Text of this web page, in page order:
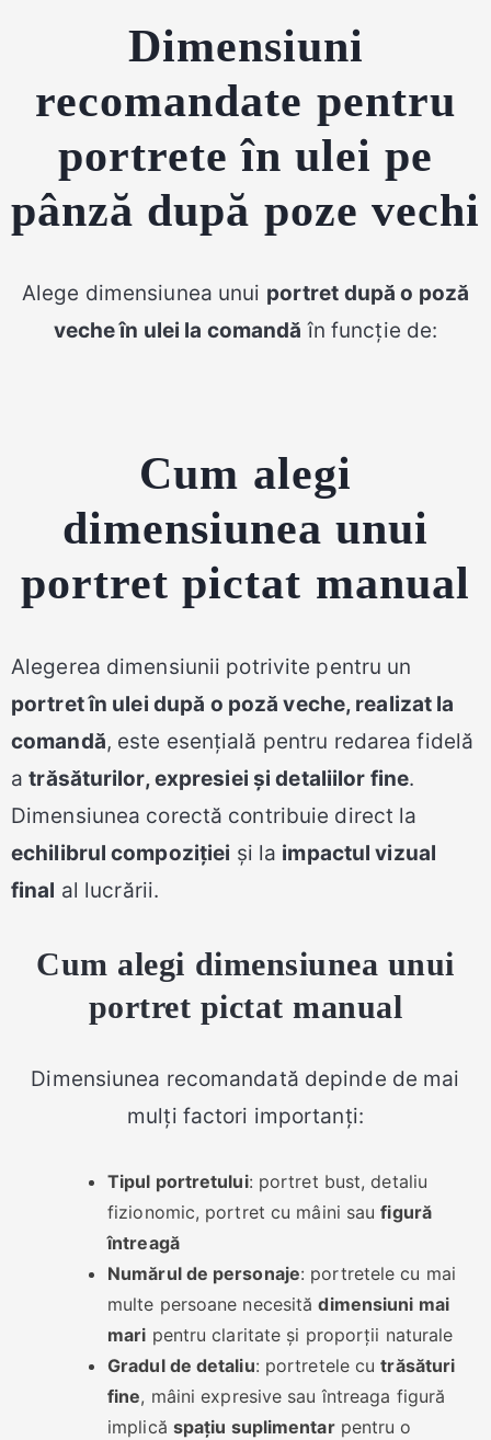
Dimensiuni
recomandate pentru
portrete în ulei pe
pânză după poze vechi
Alege dimensiunea unui portret după o poză
veche în ulei la comandă în funcție de:
Cum alegi
dimensiunea unui
portret pictat manual
Alegerea dimensiunii potrivite pentru un
portret în ulei după o poză veche, realizat la
comandă, este esențială pentru redarea fidelă
atrăsăturilor, expresiei și detaliilor fine.
Dimensiunea corectă contribuie direct la
echilibrul compoziției și la impactul vizual
final al lucrării.
Cum alegi dimensiunea unui
portret pictat manual
Dimensiunea recomandată depinde de mai
mulți factori importanți:
Tipul portretului: portret bust, detaliu
fizionomic, portret cu mâini saufigură
întreagă
Numărul de personaje: portretele cu mai
multe persoane necesitădimensiuni mai
mari pentru claritate și proporții naturale
Gradul de detaliu: portretele cutrăsături
fine, mâini expresive sau întreaga figură
implică spațiu suplimentarpentru o